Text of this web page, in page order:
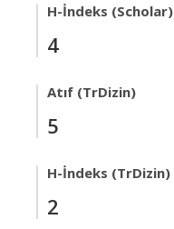
H-İndeks (Scholar)
4
Atıf (TrDizin)
5
H-İndeks (TrDizin)
2